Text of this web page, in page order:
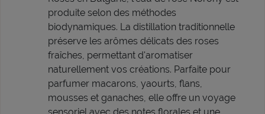
produite selon des méthodes
biodynamiques. La distillation traditionnelle
préserve les arômes délicats des roses
fraîches, permettant d'aromatiser
naturellement vos créations. Parfaite pour
parfumer macarons, yaourts, flans,
mousses et ganaches, elle offre un voyage